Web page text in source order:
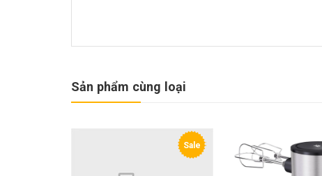
Sản phẩm cùng loại
Sale